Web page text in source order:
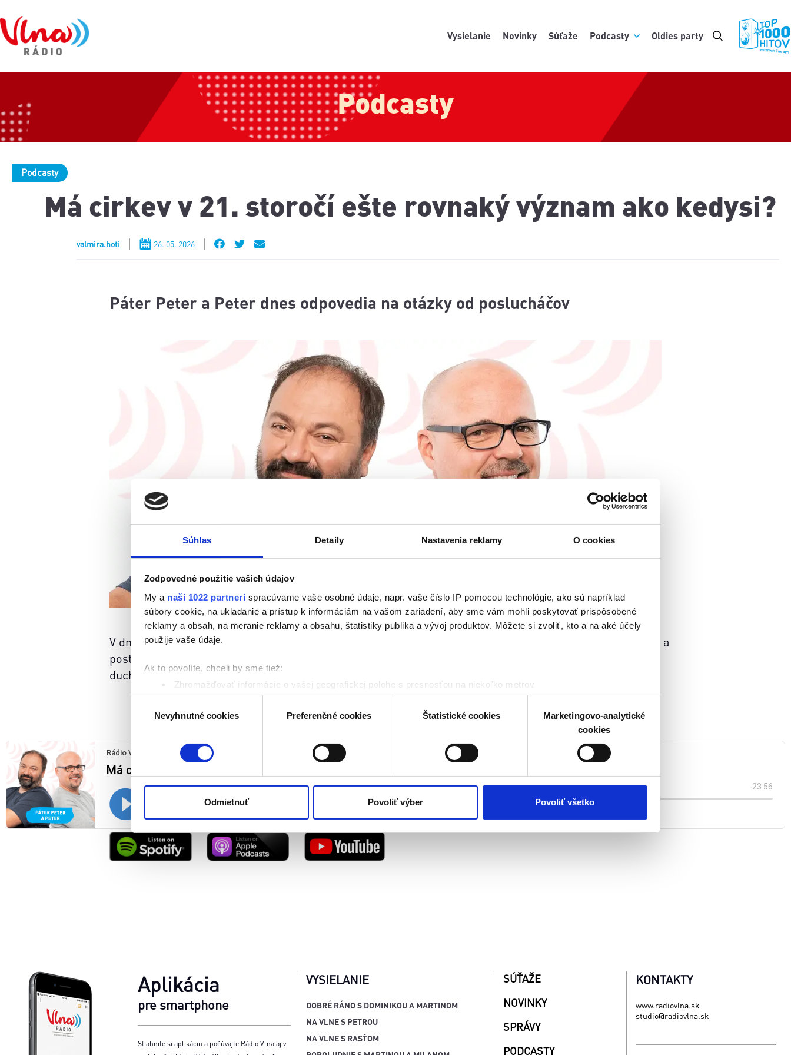
Súhlas Detaily Nastavenia reklamy O cookies
Zodpovedné použitie vašich údajov
My a naši 1022 partneri spracúvame vaše osobné údaje, napr. vaše číslo IP pomocou technológie, ako sú napríklad
súbory cookie, na ukladanie a prístup k informáciám na vašom zariadení, aby sme vám mohli poskytovať prispôsobené
reklamy a obsah, na meranie reklamy a obsahu, štatistiky publika a vývoj produktov. Môžete si zvoliť, kto a na aké účely
použije vaše údaje.
Ak to povolíte, chceli by sme tiež:
Zhromažďovať informácie o vašej geografickej polohe s presnosťou na niekoľko metrov
Identifikovať vaše zariadenie aktívnym skenovaním konkrétnych charakteristík (odtlačky prstov).
Viac informácií o tom, ako sa spracúvajú vaše osobné údaje, nájdete v časti s vašimi nastaveniami. Súhlas môžete
Naša webstránka používa cookies. Aktívnym nastavením nám udelíte súhlas s využívaním štatistických a marketingovo-
jednoducho ako ste nám ho udelili opätovným vyvolaním tejto cookie lišty cez nastavenia ochrany súkromia. Odvolanie
súhlasu nemá vplyv na zákonnosť spracúvania vychádzajúceho zo súhlasu pred jeho odvolaním. Viac informácií o
súhlasuNevyhnutné cookies Preferenčné cookies Štatistické cookies
Marketingovo-analytické
cookies
Odmietnuť Povoliť výber Povoliť všetko
Vysielanie Novinky Súťaže Podcasty Oldies party
Podcasty
Podcasty
Má cirkev v 21. storočí ešte rovnaký význam ako kedysi?
valmira.hoti 26. 05. 2026
Páter Peter a Peter dnes odpovedia na otázky od poslucháčov
V dnešnej relácii sa Páter Peter a Peter budú venovať otázke, či má cirkev aj v 21. storočí rovnaký význam a
postavenie ako v minulosti. Pozrú sa na to, ako sa mení spoločnosť, hodnoty aj pohľad ľudí na vieru a
duchovno. Okrem tejto témy budú odpovedať aj na ďalšie otázky od vás – poslucháčov.
Aplikácia
pre smartphone
Stiahnite si aplikáciu a počúvajte Rádio Vlna aj v
VYSIELANIE
DOBRÉ RÁNO S DOMINIKOU A MARTINOM
NA VLNE S PETROU
NA VLNE S RASŤOM
SÚŤAŽE
NOVINKY
SPRÁVY
PODCASTY
KONTAKTY
www.radiovlna.sk
studio@radiovlna.sk